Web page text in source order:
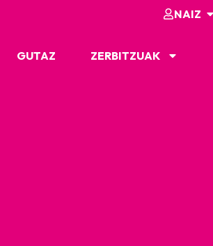
NAIZ
GUTAZ ZERBITZUAK